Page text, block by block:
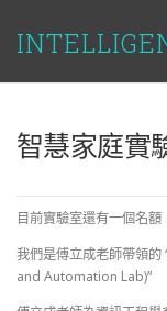
智慧家庭實
目前實驗室還有一個名
我們是傅立成老師帶領
and Automation Lab)”